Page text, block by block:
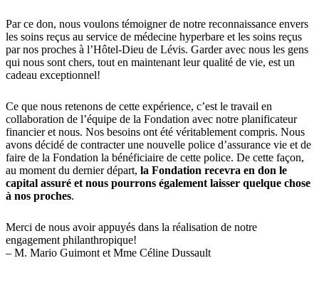
Par ce don, nous voulons témoigner de notre reconnaissance envers
les soins reçus au service de médecine hyperbare et les soins reçus
par nos proches à l’Hôtel-Dieu de Lévis. Garder avec nous les gens
qui nous sont chers, tout en maintenant leur qualité de vie, est un
cadeau exceptionnel!
Ce que nous retenons de cette expérience, c’est le travail en
collaboration de l’équipe de la Fondation avec notre planificateur
financier et nous. Nos besoins ont été véritablement compris. Nous
avons décidé de contracter une nouvelle police d’assurance vie et de
faire de la Fondation la bénéficiaire de cette police. De cette façon,
au moment du dernier départ, la Fondation recevra en don le
capital assuré et nous pourrons également laisser quelque chose
à nos proches.
Merci de nous avoir appuyés dans la réalisation de notre
engagement philanthropique!
– M. Mario Guimont et Mme Céline Dussault